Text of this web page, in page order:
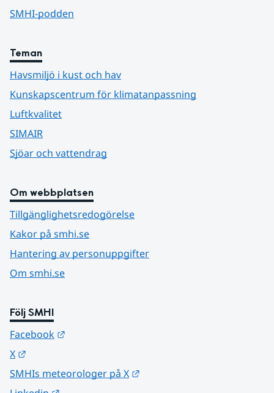
SMHI-podden
Teman
Havsmiljö i kust och hav
Kunskapscentrum för klimatanpassning
Luftkvalitet
SIMAIR
Sjöar och vattendrag
Om webbplatsen
Tillgänglighetsredogörelse
Kakor på smhi.se
Hantering av personuppgifter
Om smhi.se
Följ SMHI
Facebook
X
SMHIs meteorologer på X